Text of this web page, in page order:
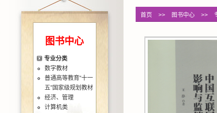
图书中心
专业分类
数字教材
普通高等教育“十一
五”国家级规划教材
经济、管理
计算机类
首页 >> 图书中心 >>